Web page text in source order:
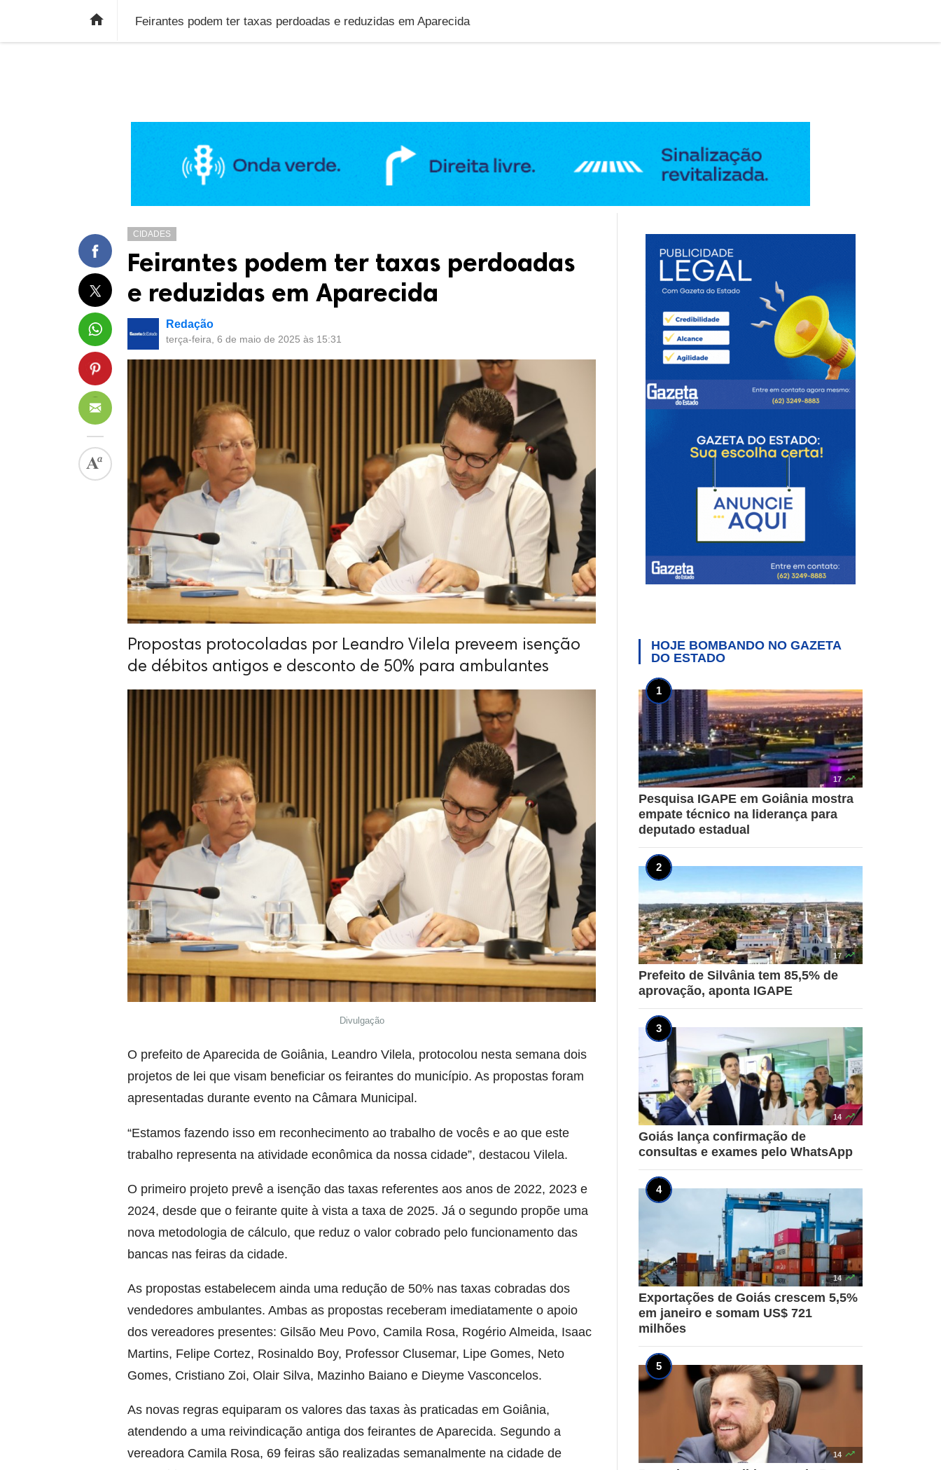

Feirantes podem ter taxas perdoadas e reduzidas em Aparecida
CIDADES
Feirantes podem ter taxas perdoadas
e reduzidas em Aparecida
Redação
terça-feira, 6 de maio de 2025 às 15:31
Propostas protocoladas por Leandro Vilela preveem isenção
de débitos antigos e desconto de 50% para ambulantes
Divulgação
O prefeito de Aparecida de Goiânia, Leandro Vilela, protocolou nesta semana dois
projetos de lei que visam beneficiar os feirantes do município. As propostas foram
apresentadas durante evento na Câmara Municipal.
“Estamos fazendo isso em reconhecimento ao trabalho de vocês e ao que este
trabalho representa na atividade econômica da nossa cidade”, destacou Vilela.
O primeiro projeto prevê a isenção das taxas referentes aos anos de 2022, 2023 e
2024, desde que o feirante quite à vista a taxa de 2025. Já o segundo propõe uma
nova metodologia de cálculo, que reduz o valor cobrado pelo funcionamento das
bancas nas feiras da cidade.
As propostas estabelecem ainda uma redução de 50% nas taxas cobradas dos
vendedores ambulantes. Ambas as propostas receberam imediatamente o apoio
dos vereadores presentes: Gilsão Meu Povo, Camila Rosa, Rogério Almeida, Isaac
Martins, Felipe Cortez, Rosinaldo Boy, Professor Clusemar, Lipe Gomes, Neto
Gomes, Cristiano Zoi, Olair Silva, Mazinho Baiano e Dieyme Vasconcelos.
As novas regras equiparam os valores das taxas às praticadas em Goiânia,
atendendo a uma reivindicação antiga dos feirantes de Aparecida. Segundo a
vereadora Camila Rosa, 69 feiras são realizadas semanalmente na cidade de
HOJE BOMBANDO NO GAZETA
DO ESTADO
17 
Pesquisa IGAPE em Goiânia mostra
empate técnico na liderança para
deputado estadual
17 
Prefeito de Silvânia tem 85,5% de
aprovação, aponta IGAPE
14 
Goiás lança confirmação de
consultas e exames pelo WhatsApp
14 
Exportações de Goiás crescem 5,5%
em janeiro e somam US$ 721
milhões
14 